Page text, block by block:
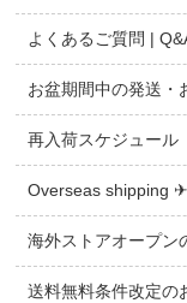
よくあるご質問 |
お盆期間中の発送・
再入荷スケジュール
Overseas shipping ✈
海外ストアオープン
送料無料条件改定の